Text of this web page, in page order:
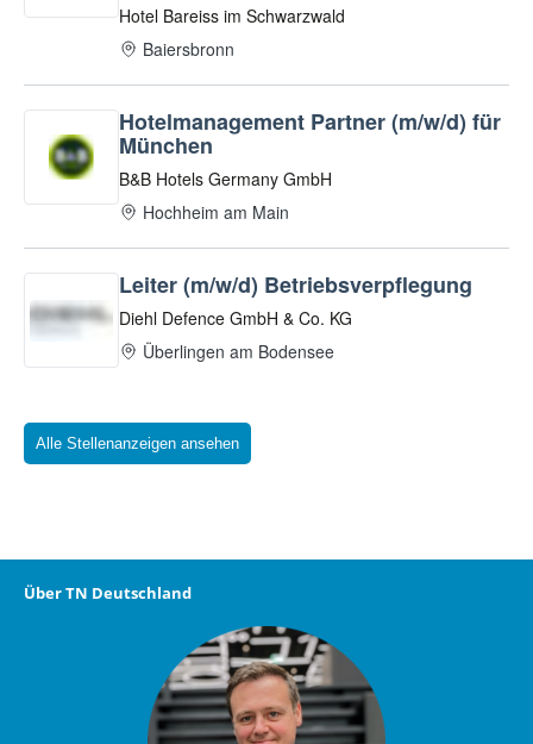
Alle Stellenanzeigen ansehen
Über TN Deutschland